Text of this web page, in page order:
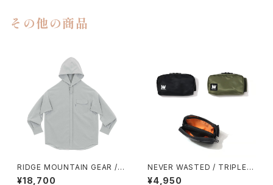
その他の商品
RIDGE MOUNTAIN GEAR /
HOODED LONG SLEEVE SH
¥18,700
NEVER WASTED / TRIPLEY
ES（MA-1）
¥4,950